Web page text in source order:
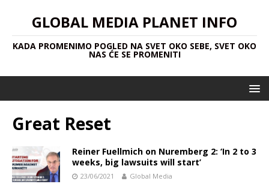
GLOBAL MEDIA PLANET INFO
KADA PROMENIMO POGLED NA SVET OKO SEBE, SVET OKO
NAS ĆE SE PROMENITI
Great Reset
Reiner Fuellmich on Nuremberg 2: ‘In 2 to 3
weeks, big lawsuits will start’
23/06/2021 Global Media